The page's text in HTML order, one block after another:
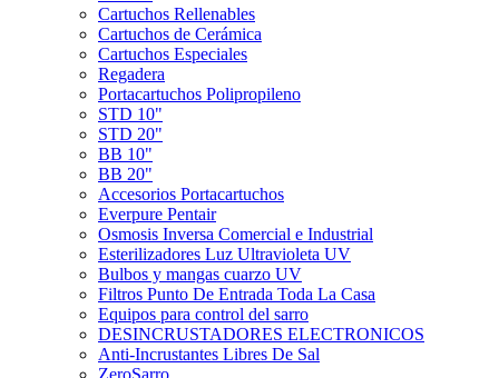
Cartuchos Rellenables
Cartuchos de Cerámica
Cartuchos Especiales
Regadera
Portacartuchos Polipropileno
STD 10"
STD 20"
BB 10"
BB 20"
Accesorios Portacartuchos
Everpure Pentair
Osmosis Inversa Comercial e Industrial
Esterilizadores Luz Ultravioleta UV
Bulbos y mangas cuarzo UV
Filtros Punto De Entrada Toda La Casa
Equipos para control del sarro
DESINCRUSTADORES ELECTRONICOS
Anti-Incrustantes Libres De Sal
ZeroSarro